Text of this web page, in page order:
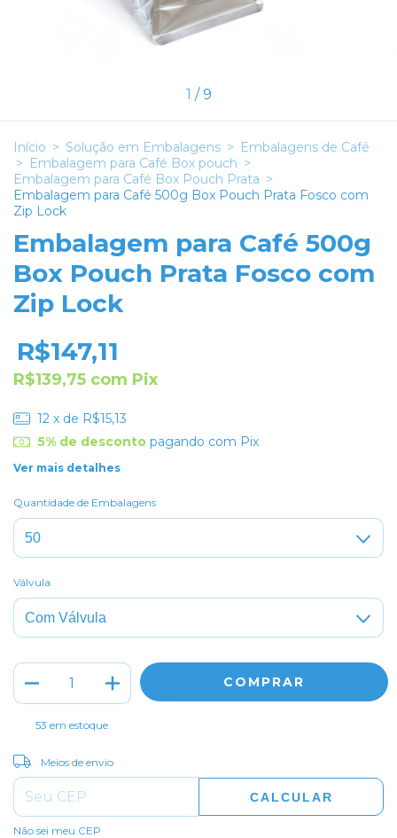
1 /9
Início > Solução em Embalagens > Embalagens de Café
> Embalagem para Café Box pouch >
Embalagem para Café Box Pouch Prata >
Embalagem para Café 500g Box Pouch Prata Fosco com
Zip Lock
Embalagem para Café 500g
Box Pouch Prata Fosco com
Zip Lock
R$147,11
R$139,75 com Pix
12 x de R$15,13
5% de descontopagando com Pix
Ver mais detalhes
Quantidade de Embalagens
Válvula
53 em estoque
Entregas para o CEP:
Meios de envio
CALCULAR
Não sei meu CEP